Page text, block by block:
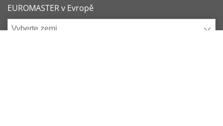
EUROMASTER v Evropě
Vyberte zemi